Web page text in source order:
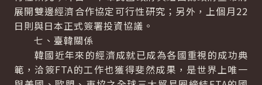
展開雙邊經濟合作協定可行性研究；另外，上個月22
日則與日本正式簽署投資協議。
七、臺韓關係
韓國近年來的經濟成就已成為各國重視的成功典
範，洽簽FTA的工作也獲得斐然成果，是世界上唯一